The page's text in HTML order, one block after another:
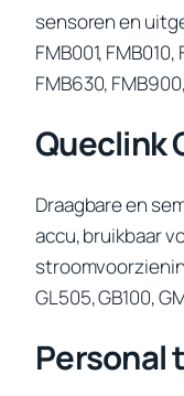
sensoren en
FMB001, FMB010,
FMB630,
Queclink
Draagbare en
accu, bruikbaar
GL505, GB100,
Personal